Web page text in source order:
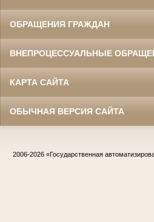
ОБРАЩЕНИЯ ГРАЖДАН
ВНЕПРОЦЕССУАЛЬНЫЕ
КАРТА САЙТА
ОБЫЧНАЯ ВЕРСИЯ САЙТА
2006-2026 «Государственная